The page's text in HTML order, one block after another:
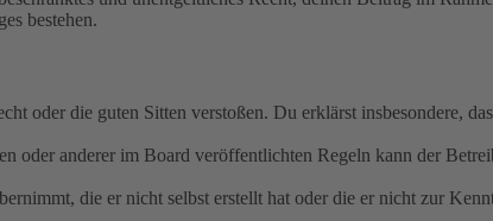
bestehen.
oder die guten Sitten verstoßen. Du erklärst insbesondere,
oder anderer im Board veröffentlichten Regeln kann der
die er nicht selbst erstellt hat oder die er nicht zur